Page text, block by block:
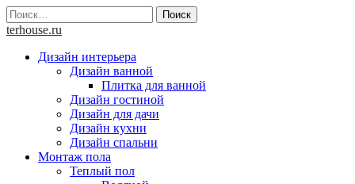
Skip
to
Найти:
terhouse.ru
Дизайн интерьера
Дизайн ванной
Плитка для ванной
Дизайн гостиной
Дизайн для дачи
Дизайн кухни
Дизайн спальни
Монтаж пола
Теплый пол